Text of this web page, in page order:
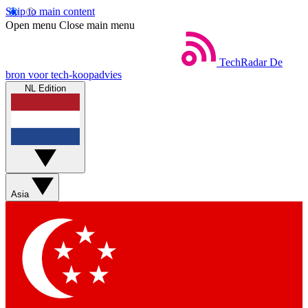
Skip to main content
Open menu Close main menu
TechRadar De
bron voor tech-koopadvies
NL Edition
Asia